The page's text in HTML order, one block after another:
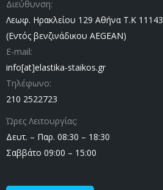
Διεύθυνση:
Λεωφ. Ηρακλείου 129 Αθήνα Τ.Κ 11143
(Εντός βενζινάδικου AEGEAN)
E-mail:
info[at]elastika-staikos.gr
Τηλέφωνο:
210 2522723
Ώρες Λειτουργίας:
Δευτ. – Παρ. 08:30 – 18:30
Σαββάτο 09:00 – 15:00